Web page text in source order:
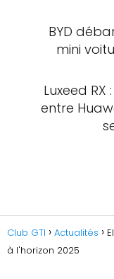
BYD
mini
Luxeed
entre
Club GTI Actualités
à l'horizon 2025